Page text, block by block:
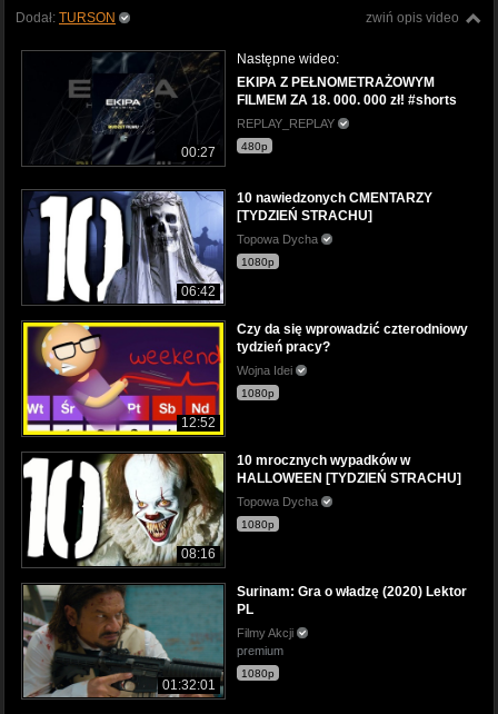
zwiń opis video
Dodał: TURSON
00:27
Następne wideo:
EKIPA Z PEŁNOMETRAŻOWYM
FILMEM ZA 18. 000. 000 zł! #shorts
REPLAY_REPLAY
480p
06:42
10 nawiedzonych CMENTARZY
[TYDZIEŃ STRACHU]
Topowa Dycha
1080p
12:52
Czy da się wprowadzić czterodniowy
tydzień pracy?
Wojna Idei
1080p
08:16
10 mrocznych wypadków w
HALLOWEEN [TYDZIEŃ STRACHU]
Topowa Dycha
1080p
01:32:01
Surinam: Gra o władzę (2020) Lektor
PL
Filmy Akcji
premium
1080p